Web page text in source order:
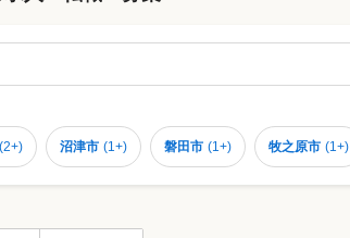
(2+) 沼津市 (1+) 磐田市 (1+) 牧之原市 (1+)